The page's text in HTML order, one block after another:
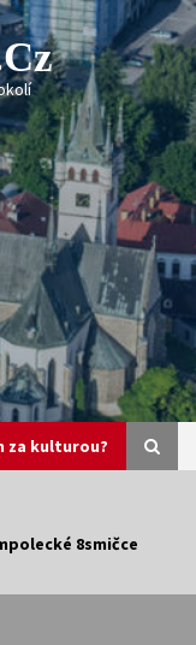
za kulturou?
8smičce